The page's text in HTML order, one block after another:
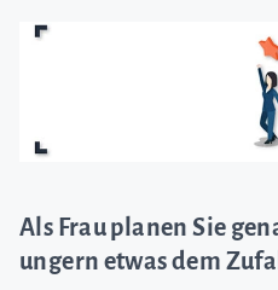
Als Frau planen Sie
ungern etwas dem